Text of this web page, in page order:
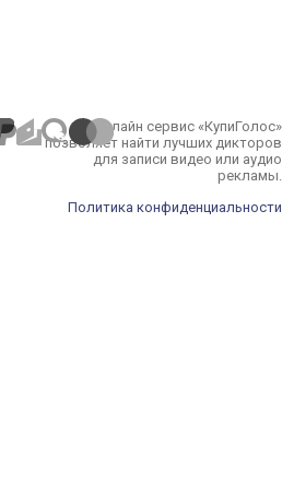
Онлайн сервис «КупиГолос»
позволяет найти лучших дикторов
для записи видео или аудио
рекламы.
Политика конфиденциальности